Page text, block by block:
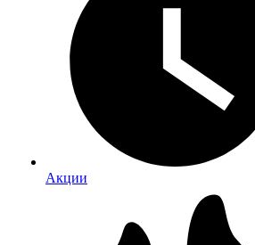
Акции